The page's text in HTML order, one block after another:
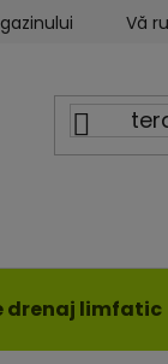
Vă
drenaj limfatic